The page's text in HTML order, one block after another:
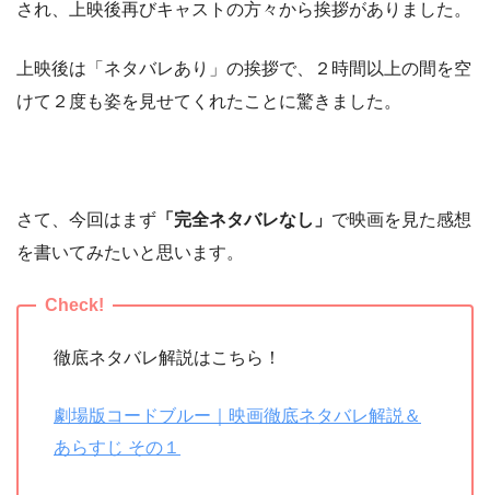
され、上映後再びキャストの方々から挨拶がありました。
上映後は「ネタバレあり」の挨拶で、２時間以上の間を空
けて２度も姿を見せてくれたことに驚きました。
さて、今回はまず 「完全ネタバレなし」 で映画を見た感想
を書いてみたいと思います。
徹底ネタバレ解説はこちら！
劇場版コードブルー｜映画徹底ネタバレ解説＆
あらすじ その１